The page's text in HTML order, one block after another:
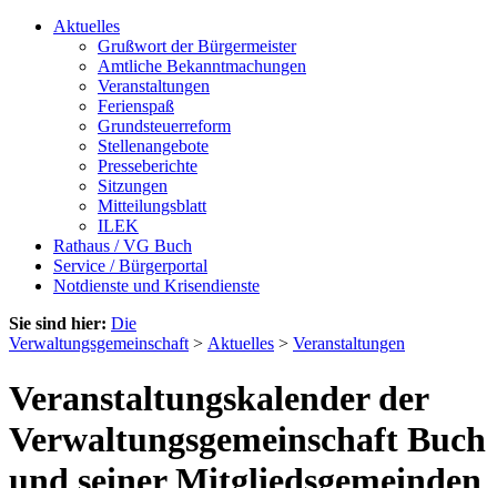
Aktuelles
Grußwort der Bürgermeister
Amtliche Bekanntmachungen
Veranstaltungen
Ferienspaß
Grundsteuerreform
Stellenangebote
Presseberichte
Sitzungen
Mitteilungsblatt
ILEK
Rathaus / VG Buch
Service / Bürgerportal
Notdienste und Krisendienste
Sie sind hier: Die
Verwaltungsgemeinschaft > Aktuelles > Veranstaltungen
Veranstaltungskalender der
Verwaltungsgemeinschaft Buch
und seiner Mitgliedsgemeinden